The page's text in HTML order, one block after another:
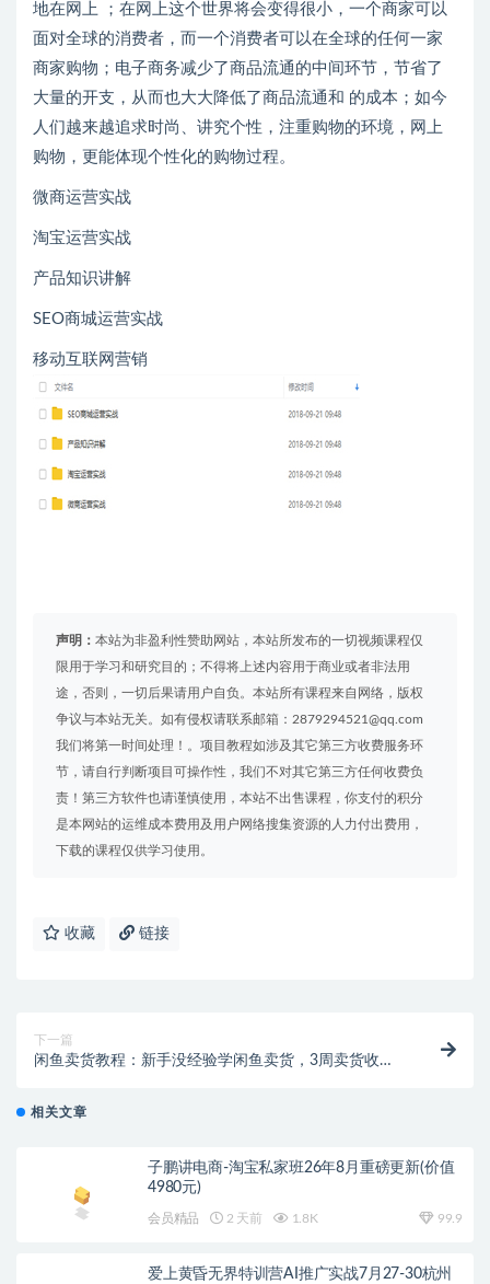
地在网上 ；在网上这个世界将会变得很小，一个商家可以
面对全球的消费者，而一个消费者可以在全球的任何一家
商家购物；电子商务减少了商品流通的中间环节，节省了
大量的开支，从而也大大降低了商品流通和 的成本；如今
人们越来越追求时尚、讲究个性，注重购物的环境，网上
购物，更能体现个性化的购物过程。
微商运营实战
淘宝运营实战
产品知识讲解
SEO商城运营实战
移动互联网营销
声明： 本站为非盈利性赞助网站，本站所发布的一切视频课程仅
限用于学习和研究目的；不得将上述内容用于商业或者非法用
途，否则，一切后果请用户自负。本站所有课程来自网络，版权
争议与本站无关。如有侵权请联系邮箱：2879294521@qq.com
我们将第一时间处理！。项目教程如涉及其它第三方收费服务环
节，请自行判断项目可操作性，我们不对其它第三方任何收费负
责！第三方软件也请谨慎使用，本站不出售课程，你支付的积分
是本网站的运维成本费用及用户网络搜集资源的人力付出费用，
下载的课程仅供学习使用。
收藏 链接
下一篇
闲鱼卖货教程：新手没经验学闲鱼卖货，3周卖货收入2
相关文章
子鹏讲电商-淘宝私家班26年8月重磅更新(价值
4980元)
会员精品 2 天前 1.8K 99.9
爱上黄昏无界特训营AI推广实战7月27-30杭州